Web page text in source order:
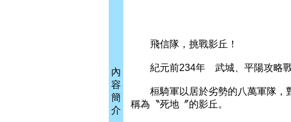
內
容
簡
介
飛信隊，挑戰影丘！
紀元前234年 武城、平陽攻略戰
桓騎軍以居於劣勢的八萬軍隊，
稱為〝死地〞的影丘。